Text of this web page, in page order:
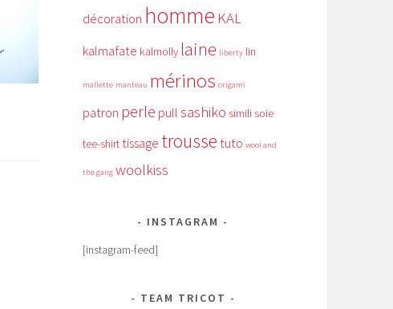
décoration homme KAL
kalmafate kalmolly laine liberty lin
mallette manteau mérinos origami
patron perle pullsashiko simili soie
tee-shirt tissage trousse tuto wool and
the gang woolkiss
INSTAGRAM
[instagram-feed]
TEAM TRICOT